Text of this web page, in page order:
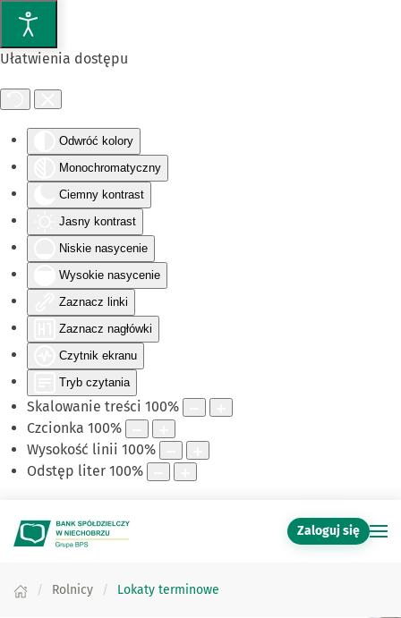
Ułatwienia dostępu
Odwróć kolory
Monochromatyczny
Ciemny kontrast
Jasny kontrast
Niskie nasycenie
Wysokie nasycenie
Zaznacz linki
Zaznacz nagłówki
Czytnik ekranu
Tryb czytania
Skalowanie treści 100%
Czcionka 100%
Wysokość linii 100%
Odstęp liter 100%
Przejdź do głównej treści
Zaloguj się
Rolnicy Lokaty terminowe